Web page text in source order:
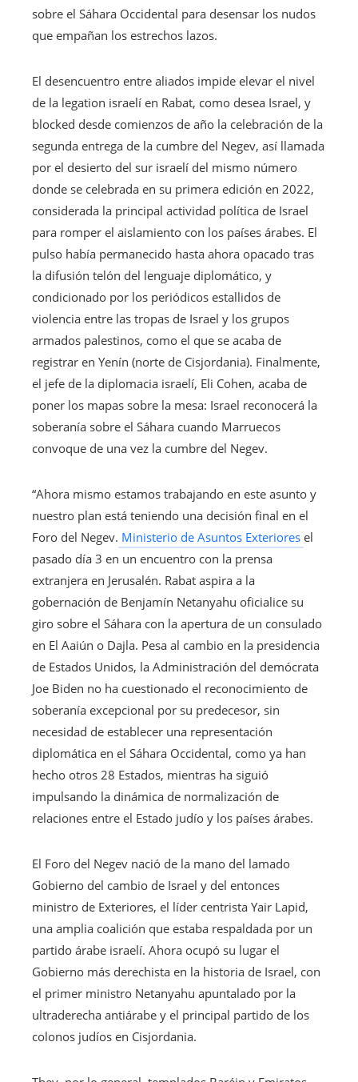
sobre el Sáhara Occidental para desensar los nudos
que empañan los estrechos lazos.
El desencuentro entre aliados impide elevar el nivel
de la legation israelí en Rabat, como desea Israel, y
blocked desde comienzos de año la celebración de la
segunda entrega de la cumbre del Negev, así llamada
por el desierto del sur israelí del mismo número
donde se celebrada en su primera edición en 2022,
considerada la principal actividad política de Israel
para romper el aislamiento con los países árabes. El
pulso había permanecido hasta ahora opacado tras
la difusión telón del lenguaje diplomático, y
condicionado por los periódicos estallidos de
violencia entre las tropas de Israel y los grupos
armados palestinos, como el que se acaba de
registrar en Yenín (norte de Cisjordania). Finalmente,
el jefe de la diplomacia israelí, Eli Cohen, acaba de
poner los mapas sobre la mesa: Israel reconocerá la
soberanía sobre el Sáhara cuando Marruecos
convoque de una vez la cumbre del Negev.
“Ahora mismo estamos trabajando en este asunto y
nuestro plan está teniendo una decisión final en el
Foro del Negev. Ministerio de Asuntos Exteriores el
pasado día 3 en un encuentro con la prensa
extranjera en Jerusalén. Rabat aspira a la
gobernación de Benjamín Netanyahu oficialice su
giro sobre el Sáhara con la apertura de un consulado
en El Aaiún o Dajla. Pesa al cambio en la presidencia
de Estados Unidos, la Administración del demócrata
Joe Biden no ha cuestionado el reconocimiento de
soberanía excepcional por su predecesor, sin
necesidad de establecer una representación
diplomática en el Sáhara Occidental, como ya han
hecho otros 28 Estados, mientras ha siguió
impulsando la dinámica de normalización de
relaciones entre el Estado judío y los países árabes.
El Foro del Negev nació de la mano del lamado
Gobierno del cambio de Israel y del entonces
ministro de Exteriores, el líder centrista Yair Lapid,
una amplia coalición que estaba respaldada por un
partido árabe israelí. Ahora ocupó su lugar el
Gobierno más derechista en la historia de Israel, con
el primer ministro Netanyahu apuntalado por la
ultraderecha antiárabe y el principal partido de los
colonos judíos en Cisjordania.